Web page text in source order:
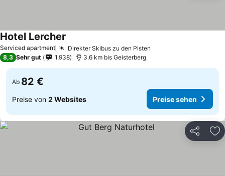
Serviced apartment Direkter Skibus zu den Pisten
Hotel Lercher
8,3 Sehr gut 1.938 3.6 km bis Geisterberg
Ab 82 €
Preise von 2 Websites Preise sehen
Teilen